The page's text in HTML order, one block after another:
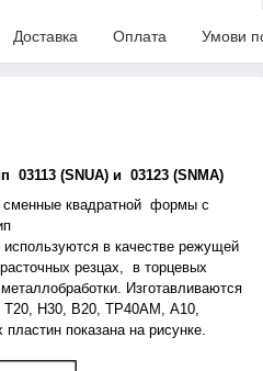
Доставка Оплата Умови
03113 (S NUА) и 03123 (S NМА)
квадратной формы с
используются в качестве режущей
расточных резцах, в торцевых
Изготавливаются
Т20, Н30, В20, ТР40АМ, А10,
показана на рисунке.